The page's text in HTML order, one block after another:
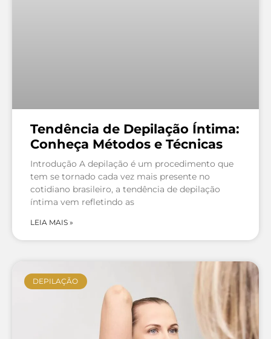
Tendência de Depilação Íntima:
Conheça Métodos e Técnicas
Introdução A depilação é um procedimento que
tem se tornado cada vez mais presente no
cotidiano brasileiro, a tendência de depilação
íntima vem refletindo as
LEIA MAIS »
DEPILAÇÃO